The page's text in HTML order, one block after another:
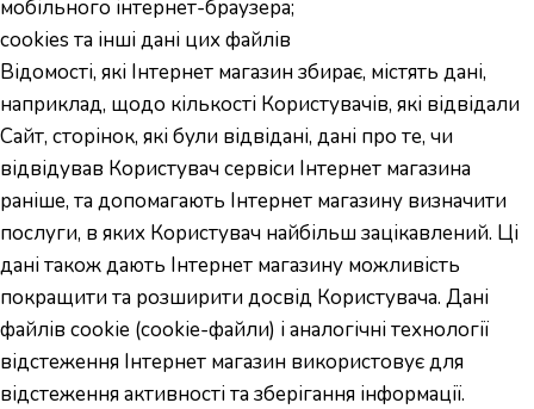
мобільного інтернет-браузера;
cookies та інші дані цих файлів
Відомості, які Інтернет магазин збирає, містять дані,
наприклад, щодо кількості Користувачів, які відвідали
Сайт, сторінок, які були відвідані, дані про те, чи
відвідував Користувач сервіси Інтернет магазина
раніше, та допомагають Інтернет магазину визначити
послуги, в яких Користувач найбільш зацікавлений. Ці
дані також дають Інтернет магазину можливість
покращити та розширити досвід Користувача. Дані
файлів cookie (сookie-файли) і аналогічні технології
відстеження Інтернет магазин використовує для
відстеження активності та зберігання інформації.